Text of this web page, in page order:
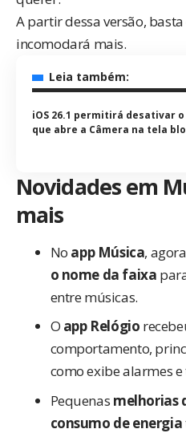
A partir dessa versão,
incomodará mais.
Leia também:
iOS 26.1 permitirá desativar
que abre a Câmera na tela
Novidades em
mais
No app Música,
o nome da faixa
entre músicas.
O app Relógio
comportamento,
como exibe alarmes
Pequenas melhorias
consumo de energia